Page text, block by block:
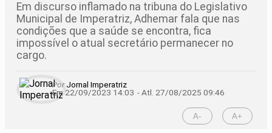
Em discurso inflamado na tribuna do Legislativo
Municipal de Imperatriz, Adhemar fala que nas
condições que a saúde se encontra, fica
impossível o atual secretário permanecer no
cargo.
PorJornal Imperatriz
Em 22/09/2023 14:03 - Atl. 27/08/2025 09:46
A- A+